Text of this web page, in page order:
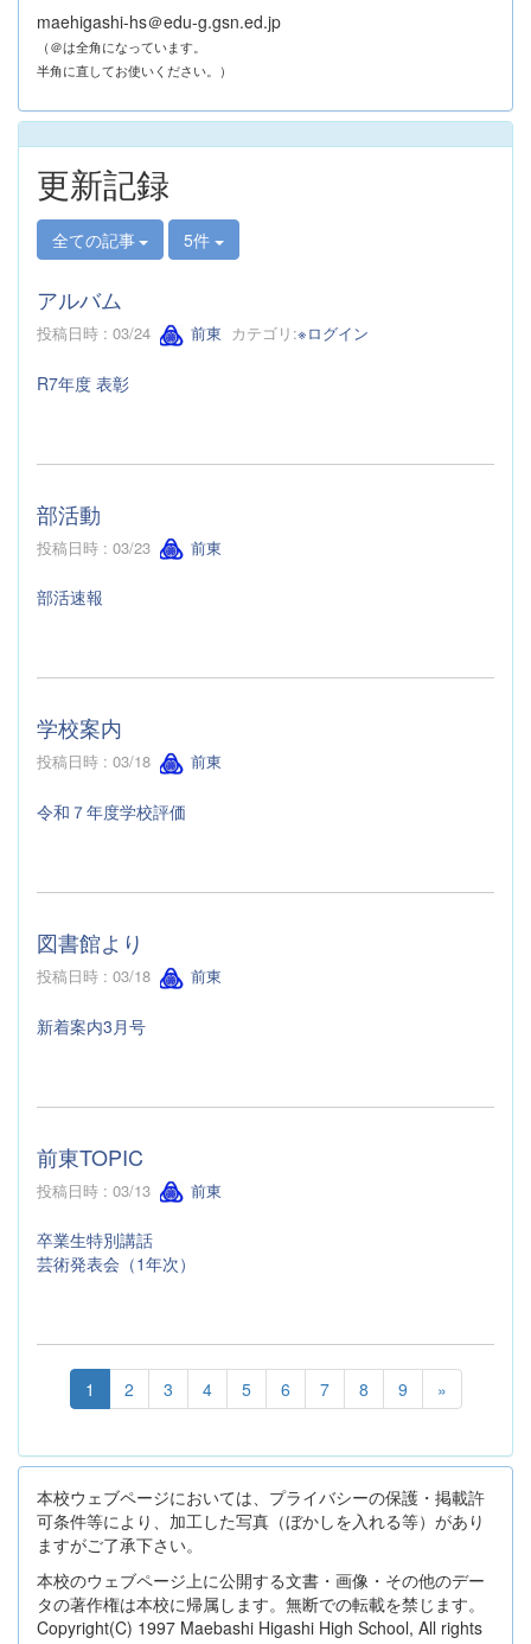
maehigashi-hs＠edu-g.gsn.ed.jp
（＠は全角になっています。
半角に直してお使いください。）
更新記録
全ての記事 5件
アルバム
投稿日時 : 03/24 前東 カテゴリ:※ログイン
R7年度 表彰
部活動
投稿日時 : 03/23 前東
部活速報
学校案内
投稿日時 : 03/18 前東
令和７年度学校評価
図書館より
投稿日時 : 03/18 前東
新着案内3月号
前東TOPIC
投稿日時 : 03/13 前東
卒業生特別講話
芸術発表会（1年次）
1 2 3 4 5 6 7 8 9 »
本校ウェブページにおいては、プライバシーの保護・掲載許
可条件等により、加工した写真（ぼかしを入れる等）があり
ますがご了承下さい。
本校のウェブページ上に公開する文書・画像・その他のデー
タの著作権は本校に帰属します。無断での転載を禁じます。
Copyright(C) 1997 Maebashi Higashi High School, All rights